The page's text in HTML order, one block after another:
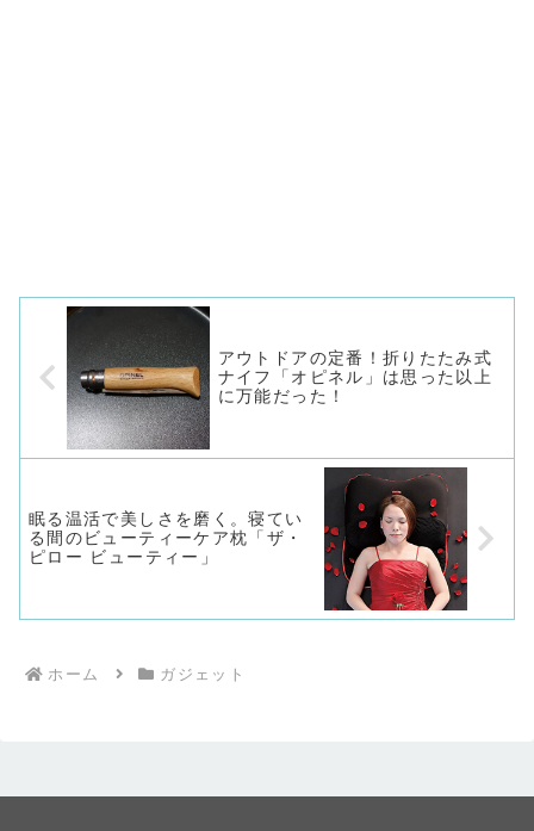
アウトドアの定番！折りたたみ式
ナイフ「オピネル」は思った以上
に万能だった！
眠る温活で美しさを磨く。寝てい
る間のビューティーケア枕「ザ・
ピロー ビューティー」
ホーム ガジェット